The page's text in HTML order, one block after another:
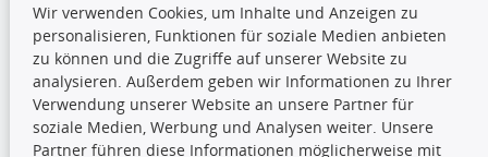
TecDoc Inside
Wir verwenden Cookies, um Inhalte und Anzeigen zu
personalisieren, Funktionen für soziale Medien anbieten
zu können und die Zugriffe auf unserer Website zu
analysieren. Außerdem geben wir Informationen zu Ihrer
Verwendung unserer Website an unsere Partner für
soziale Medien, Werbung und Analysen weiter. Unsere
Partner führen diese Informationen möglicherweise mit